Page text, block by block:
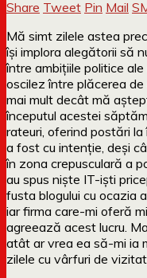
Share Tweet Pin Mail
Mă simt zilele astea
își implora alegătorii să
între ambițiile politice
oscilez între plăcerea
mai mult decât mă
începutul acestei
rateuri, oferind postări
a fost cu intenție, deși
în zona crepusculară a
au spus niște IT-iști
fusta blogului cu ocazia
iar firma care-mi oferă
agreează acest lucru.
atât ar vrea ea să-mi ia
zilele cu vârfuri de